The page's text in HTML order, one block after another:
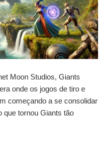
Moon Studios, Giants
onde os jogos de tiro e
começando a se consolidar
que tornou Giants tão